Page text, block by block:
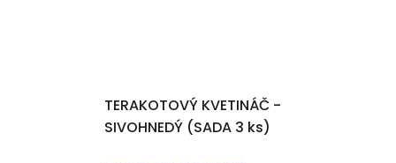
TERAKOTOVÝ KVETINÁČ -
SIVOHNEDÝ (SADA 3 ks)